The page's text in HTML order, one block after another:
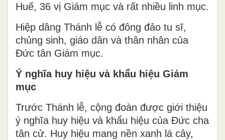
Huế, 36 vị Giám mục và rất nhiều linh mục.
Hiệp dâng Thánh lễ có đông đảo tu sĩ,
chủng sinh, giáo dân và thân nhân của
Đức tân Giám mục.
Ý nghĩa huy hiệu và khẩu hiệu Giám
mục
Trước Thánh lễ, cộng đoàn được giới thiệu
ý nghĩa huy hiệu và khẩu hiệu của Đức cha
tân cử. Huy hiệu mang nền xanh lá cây,